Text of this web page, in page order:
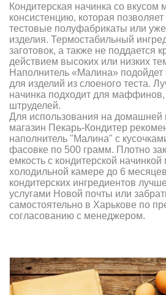
Кондитерская начинка со вкусом
консистенцию, которая
тестовые полуфабрикаты или
изделия. Термостабильный
заготовок, а также не поддается
действием высоких или низких
Наполнитель «Малина» подойдет
для изделий из слоеного теста.
начинка подходит для маффинов,
штруделей.
Для использования на домашней
магазин Пекарь-Кондитер
наполнитель "Малина" с
фасовке по 500 грамм. Плотно
емкость с кондитерской
холодильной камере до 6
кондитерских ингредиентов
услугами Новой почты или
самостоятельно в Харькове по
согласованию с менеджером.